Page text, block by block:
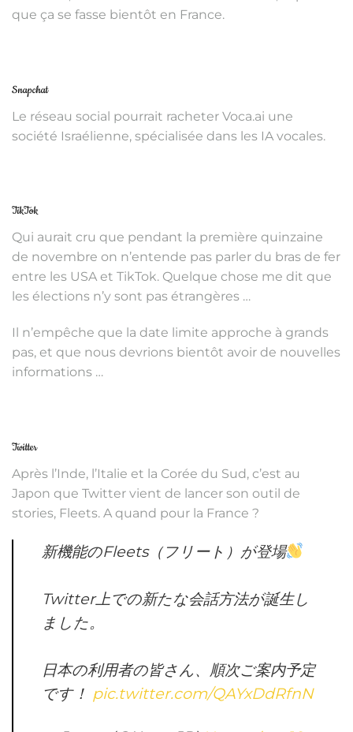
que ça se fasse bientôt en France.
Snapchat
Le réseau social pourrait racheter Voca.ai une
société Israélienne, spécialisée dans les IA vocales.
TikTok
Qui aurait cru que pendant la première quinzaine
de novembre on n’entende pas parler du bras de fer
entre les USA et TikTok. Quelque chose me dit que
les élections n’y sont pas étrangères …
Il n’empêche que la date limite approche à grands
pas, et que nous devrions bientôt avoir de nouvelles
informations …
Twitter
Après l’Inde, l’Italie et la Corée du Sud, c’est au
Japon que Twitter vient de lancer son outil de
stories, Fleets. A quand pour la France ?
新機能のFleets（フリート）が登場
Twitter上での新たな会話方法が誕生し
ました。
日本の利用者の皆さん、順次ご案内予定
です！ pic.twitter.com/QAYxDdRfnN